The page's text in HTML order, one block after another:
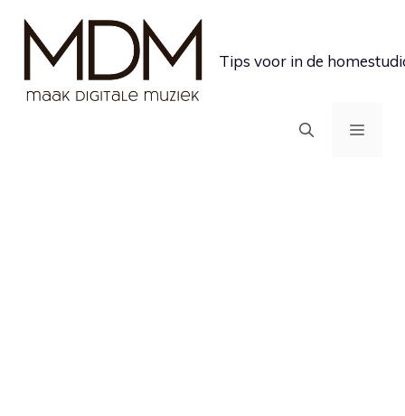
inhoud
Tips voor in de
MENU